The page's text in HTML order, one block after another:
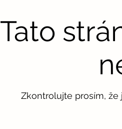
Tato
Zkontrolujte prosím, že